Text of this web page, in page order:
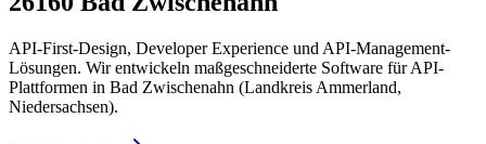
API-First-Design, Developer Experience und API-Management-
Lösungen. Wir entwickeln maßgeschneiderte Software für API-
Plattformen in Bad Zwischenahn (Landkreis Ammerland,
Niedersachsen).